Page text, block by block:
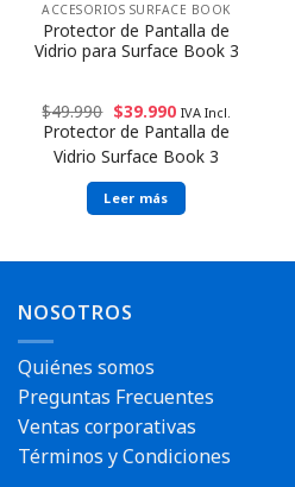
ACCESORIOS SURFACE BOOK
Protector de Pantalla de
Vidrio para Surface Book 3
$49.990 $39.990 IVA Incl.
Protector de Pantalla de
Vidrio Surface Book 3
Leer más
NOSOTROS
Quiénes somos
Preguntas Frecuentes
Ventas corporativas
Términos y Condiciones